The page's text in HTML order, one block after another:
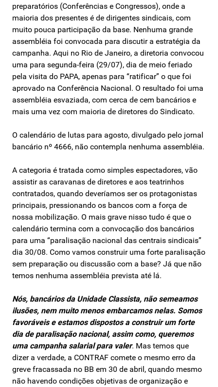
preparatórios (Conferências e Congressos), onde a
maioria dos presentes é de dirigentes sindicais, com
muito pouca participação da base. Nenhuma grande
assembléia foi convocada para discutir a estratégia da
campanha. Aqui no Rio de Janeiro, a diretoria convocou
uma para segunda-feira (29/07), dia de meio feriado
pela visita do PAPA, apenas para “ratificar” o que foi
aprovado na Conferência Nacional. O resultado foi uma
assembléia esvaziada, com cerca de cem bancários e
mais uma vez com maioria de diretores do Sindicato.
O calendário de lutas para agosto, divulgado pelo jornal
bancário nº 4666, não contempla nenhuma assembléia.
A categoria é tratada como simples espectadores, vão
assistir as caravanas de diretores e aos teatrinhos
contratados, quando deveríamos ser os protagonistas
principais, pressionando os bancos com a força de
nossa mobilização. O mais grave nisso tudo é que o
calendário termina com a convocação dos bancários
para uma “paralisação nacional das centrais sindicais”
dia 30/08. Como vamos construir uma forte paralisação
sem preparação ou discussão com a base? Já que não
temos nenhuma assembléia prevista até lá.
Nós, bancários da Unidade Classista, não semeamos
ilusões, nem muito menos embarcamos nelas. Somos
favoráveis e estamos dispostos a construir um forte
dia de paralisação nacional, assim como, queremos
uma campanha salarial para valer. Mas temos que
dizer a verdade, a CONTRAF comete o mesmo erro da
greve fracassada no BB em 30 de abril, quando mesmo
não havendo condições objetivas de organização e